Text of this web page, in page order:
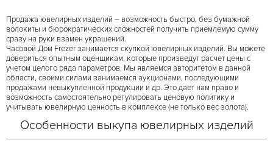
27-44
27-44
Продажа ювелирных изделий – возможность быстро, без бумажной
волокиты и бюрократических сложностей получить приемлемую сумму
сразу на руки взамен украшений.
Часовой Дом Frezer занимается скупкой ювелирных изделий. Вы можете
довериться опытным оценщикам, которые произведут расчет цены с
учетом целого ряда параметров. Мы являемся авторитетом в данной
области, своими силами занимаемся аукционами, последующими
продажами невыкупленной продукции и др. Это дает нам право и
возможность самостоятельно регулировать ценовую политику и
учитывать ювелирную ценность в комплексе (не только вес золота).
Особенности выкупа ювелирных изделий